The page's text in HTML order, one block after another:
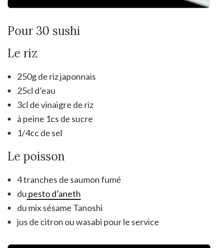
Pour 30 sushi
Le riz
250g de riz japonnais
25cl d’eau
3cl de vinaigre de riz
à peine 1cs de sucre
1/4cc de sel
Le poisson
4 tranches de saumon fumé
du pesto d’aneth
du mix sésame Tanoshi
jus de citron ou wasabi pour le service